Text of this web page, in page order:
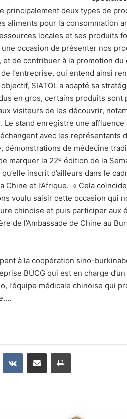
principalement deux types de
aliments pour la consommation
locales et ses produits
occasion de présenter nos
de contribuer à la promotion du
l’entreprise, qui entend ainsi
SIATOL a adapté sa
en gros, certains produits sont
visiteurs de les découvrir,
Le stand enregistre une affluence
avec les représentants
démonstrations de médecine
marquer la 22e édition de la
inscrit d’ailleurs dans le
Chine et l’Afrique. « Cela coïncide
voulu saisir cette occasion qui
chinoise et puis participer aux
de l’Ambassade de Chine au
à la coopération sino-
BUCG qui est en charge
l’équipe médicale chinoise qui